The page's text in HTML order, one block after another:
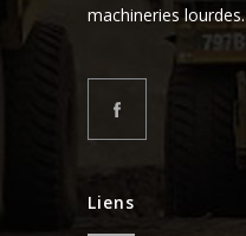
machineries lourdes.
Liens